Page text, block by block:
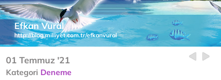
Efkan Vural
http://blog.milliyet.com.tr/efkanvural
01 Temmuz '21
Kategori Deneme